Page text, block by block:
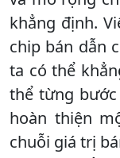
khẳng định.
chip bán dẫn
ta có thể
thể từng
hoàn thiện
chuỗi giá trị